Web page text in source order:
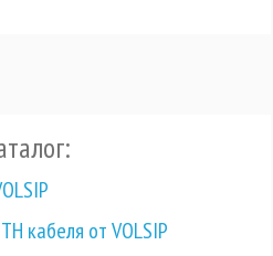
2 - Упрочняющие нити
3 - Буфер
4 - Оптическое волокно
кабеля от VOLSIP